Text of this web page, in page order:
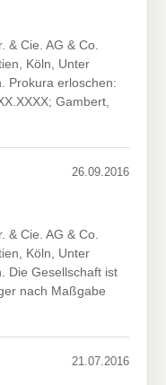
& Cie. AG & Co.
Köln, Unter
Prokura erloschen:
Gambert,
26.09.2016
& Cie. AG & Co.
Köln, Unter
Die Gesellschaft ist
nach Maßgabe
21.07.2016